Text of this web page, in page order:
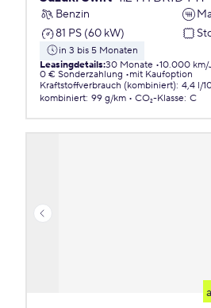
Benzin
81 PS (60 kW)
in 3 bis 5 Monaten
Leasingdetails:30 Monate 10.000 km/
0 € Sonderzahlung
mit Kaufoption
Kraftstoffverbrauch (kombiniert): 4,4 l/
kombiniert: 99 g/km CO₂-Klasse: C